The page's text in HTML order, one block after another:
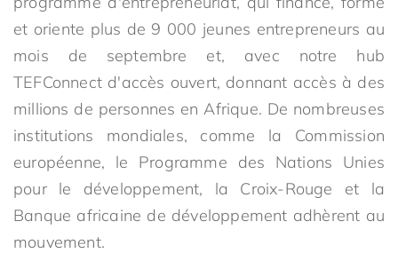
et oriente plus de 9 000 jeunes entrepreneurs au
mois de septembre et, avec notre hub
TEFConnect d'accès ouvert, donnant accès à des
millions de personnes en Afrique. De nombreuses
institutions mondiales, comme la Commission
européenne, le Programme des Nations Unies
pour le développement, la Croix-Rouge et la
Banque africaine de développement adhèrent au
mouvement.